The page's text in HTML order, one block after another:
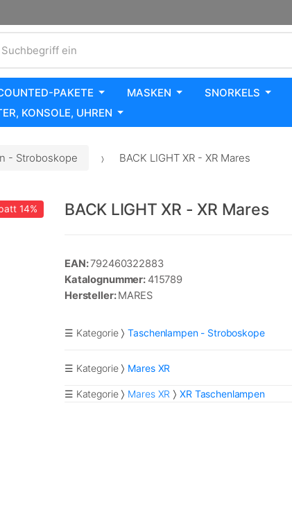
ein
PAKETE MASKEN SNORKELS
KONSOLE, UHREN
- Stroboskope BACK LIGHT XR - XR Mares
14% BACK LIGHT XR - XR Mares
EAN:792460322883
Katalognummer: 415789
Hersteller:MARES
☰ Kategorie Taschenlampen - Stroboskope
☰ Kategorie Mares XR
☰ Kategorie Mares XR XR Taschenlampen